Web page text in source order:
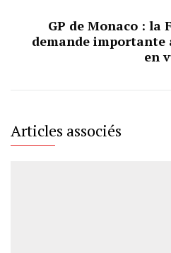
GP de Monaco : la
demande importante
en
Articles associés